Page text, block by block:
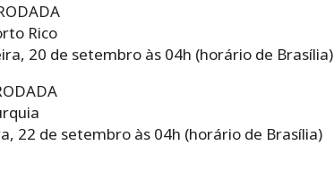
Rico
20 de setembro às 04h (horário de Brasília)
22 de setembro às 04h (horário de Brasília)